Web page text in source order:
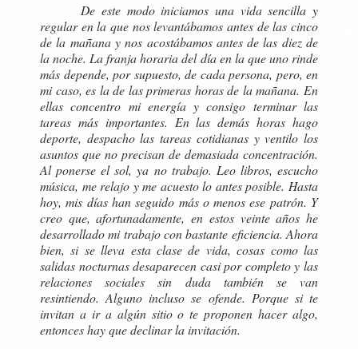
De este modo iniciamos una vida sencilla y
regular en la que nos levantábamos antes de las cinco
de la mañana y nos acostábamos antes de las diez de
la noche. La franja horaria del día en la que uno rinde
más depende, por supuesto, de cada persona, pero, en
mi caso, es la de las primeras horas de la mañana. En
ellas concentro mi energía y consigo terminar las
tareas más importantes. En las demás horas hago
deporte, despacho las tareas cotidianas y ventilo los
asuntos que no precisan de demasiada concentración.
Al ponerse el sol, ya no trabajo. Leo libros, escucho
música, me relajo y me acuesto lo antes posible. Hasta
hoy, mis días han seguido más o menos ese patrón. Y
creo que, afortunadamente, en estos veinte años he
desarrollado mi trabajo con bastante eficiencia. Ahora
bien, si se lleva esta clase de vida, cosas como las
salidas nocturnas desaparecen casi por completo y las
relaciones sociales sin duda también se van
resintiendo. Alguno incluso se ofende. Porque si te
invitan a ir a algún sitio o te proponen hacer algo,
entonces hay que declinar la invitación.